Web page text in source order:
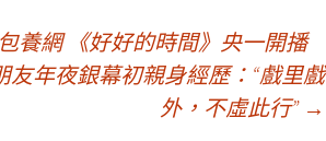
養網 《好好的時間》央一開播
友年夜銀幕初親身經歷：“戲里戲
外，不虛此行” →